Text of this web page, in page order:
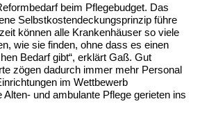
beim Pflegebudget. Das
Selbstkostendeckungsprinzip führe
können alle Krankenhäuser so viele
wie sie finden, ohne dass es einen
Bedarf gibt“, erklärt Gaß. Gut
zögen dadurch immer mehr Personal
im Wettbewerb
und ambulante Pflege gerieten ins